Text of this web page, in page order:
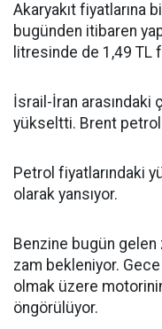
Akaryakıt fiyatlarına
bugünden itibaren
litresinde de 1,49 TL
İsrail-İran arasındaki
yükseltti. Brent
Petrol fiyatlarındaki
olarak yansıyor.
Benzine bugün gelen
zam bekleniyor.
olmak üzere
öngörülüyor.